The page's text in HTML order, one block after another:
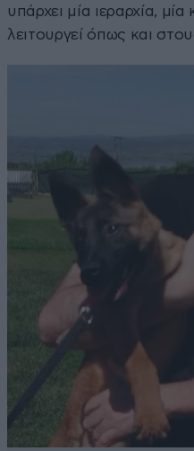
υπάρχει μία ιεραρχία,
λειτουργεί όπως και